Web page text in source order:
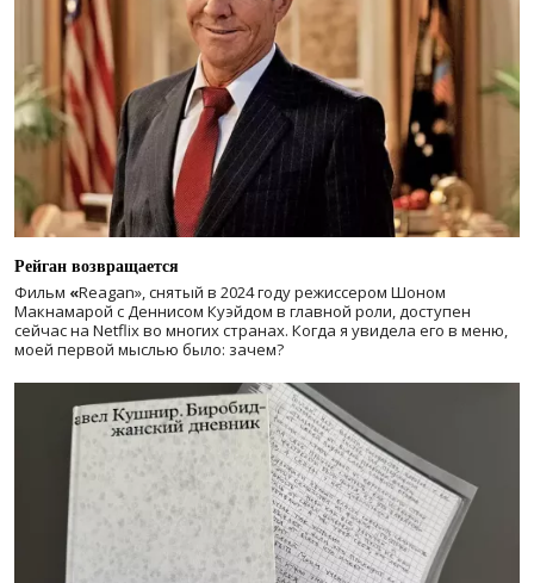
Рейган возвращается
Фильм «Reagan», снятый в 2024 годурежиссером Шоном
Макнамарой с Деннисом Куэйдом в главной роли, доступен
сейчас на Netflix во многих странах. Когда я увидела его в меню,
моей первой мыслью было: зачем?